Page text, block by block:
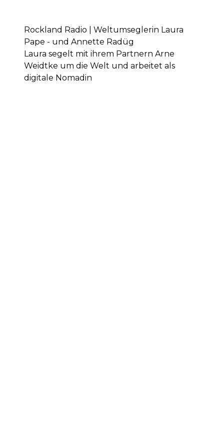
Rockland Radio | Weltumseglerin Laura
Pape - und Annette Radüg
Laura segelt mit ihrem Partnern Arne
Weidtke um die Welt und arbeitet als
digitale Nomadin